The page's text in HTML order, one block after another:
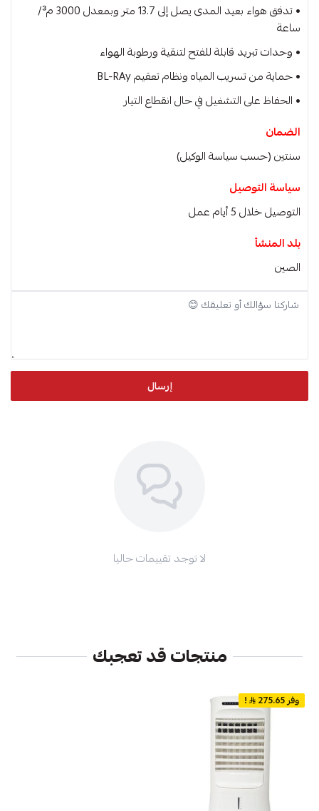
• تدفق هواء بعيد المدى يصل إلى 13.7 متر وبمعدل 3000 م³/
ساعة
• وحدات تبريد قابلة للفتح لتنقية ورطوبة الهواء
• حماية من تسريب المياه ونظام تعقيم BL-RAy
• الحفاظ على التشغيل في حال انقطاع التيار
الضمان
سنتين (حسب سياسة الوكيل)
سياسة التوصيل
التوصيل خلال 5 أيام عمل
بلد المنشأ
الصين
إرسال
لا توجد تقييمات حاليا
منتجات قد تعجبك
وفر 275.65 !